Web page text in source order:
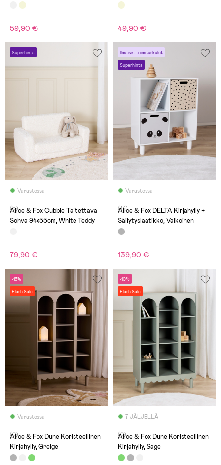
59,90 € 49,90 €
Superhinta
Varastossa
(5)
Alice & Fox Cubbie Taitettava
Sohva 94x55cm, White Teddy
79,90 €
Ilmaiset toimituskulut
Superhinta
Varastossa
(17)
Alice & Fox DELTA Kirjahylly +
Säilytyslaatikko, Valkoinen
139,90 €
-13%
Flash Sale
Varastossa
(0)
Alice & Fox Dune Koristeellinen
Kirjahylly, Greige
-10%
Flash Sale
7 JÄLJELLÄ
(0)
Alice & Fox Dune Koristeellinen
Kirjahylly, Sage